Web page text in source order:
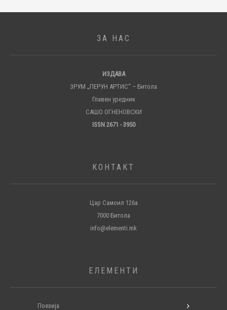
ЗА НАС
ИЗДАВА
ЗРУМ „ПЕРУН АРТИС“ – Битола
Главен уредник
САШО ОГНЕНОВСКИ
ISSN 2671 - 3950
КОНТАКТ
Цар Самоил 126а
7000 Битола
info@elementi.mk
ЕЛЕМЕНТИ
Поезија